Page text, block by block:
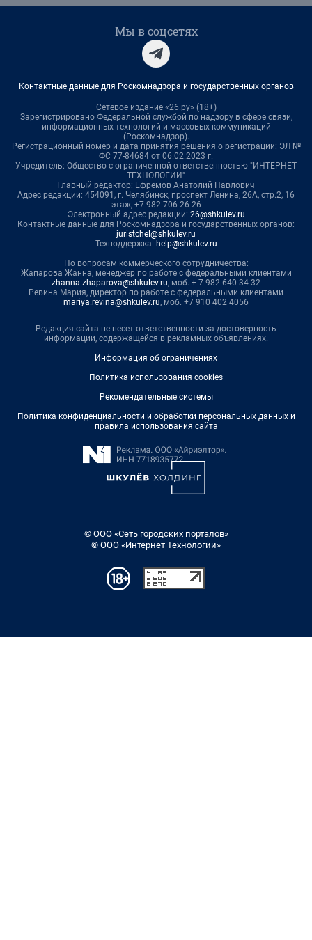
Мы в соцсетях
Контактные данные для Роскомнадзора и государственных органов
Сетевое издание «26.ру» (18+)
Зарегистрировано Федеральной службой по надзору в сфере связи,
информационных технологий и массовых коммуникаций
(Роскомнадзор).
Регистрационный номер и дата принятия решения о регистрации: ЭЛ №
ФС 77-84684 от 06.02.2023 г.
Учредитель: Общество с ограниченной ответственностью "ИНТЕРНЕТ
ТЕХНОЛОГИИ"
Главный редактор: Ефремов Анатолий Павлович
Адрес редакции: 454091, г. Челябинск, проспект Ленина, 26А, стр.2, 16
этаж, +7-982-706-26-26
Электронный адрес редакции: 26@shkulev.ru
Контактные данные для Роскомнадзора и государственных органов:
juristchel@shkulev.ru
Техподдержка: help@shkulev.ru
По вопросам коммерческого сотрудничества:
Жапарова Жанна, менеджер по работе с федеральными клиентами
zhanna.zhaparova@shkulev.ru, моб. + 7 982 640 34 32
Ревина Мария, директор по работе с федеральными клиентами
mariya.revina@shkulev.ru, моб. +7 910 402 4056
Редакция сайта не несет ответственности за достоверность
информации, содержащейся в рекламных объявлениях.
Информация об ограничениях
Политика использования cookies
Рекомендательные системы
Политика конфиденциальности и обработки персональных данных и
правила использования сайта
© ООО «Сеть городских порталов»
© ООО «Интернет Технологии»